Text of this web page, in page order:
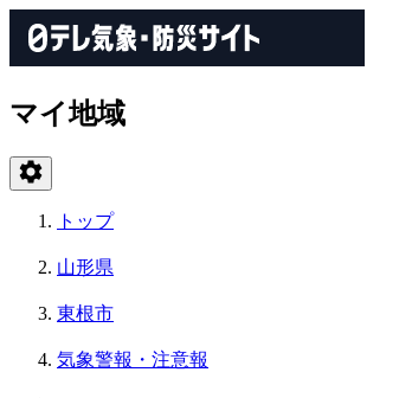
マイ地域
トップ
山形県
東根市
気象警報・注意報